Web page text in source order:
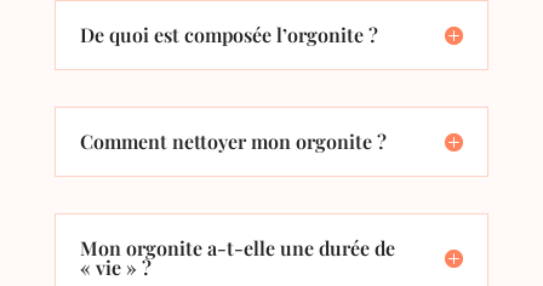
De quoi est composée l’orgonite ?
Comment nettoyer mon orgonite ?
Mon orgonite a-t-elle une durée de
« vie » ?